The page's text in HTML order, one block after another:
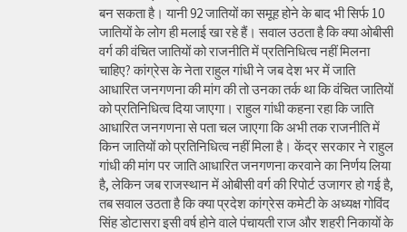
बन सकता है। यानी 92 जातियों का समूह होने के बाद भी सिर्फ 10
जातियों के लोग ही मलाई खा रहे हैं। सवाल उठता है कि क्या ओबीसी
वर्ग की वंचित जातियों को राजनीति में प्रतिनिधित्व नहीं मिलना
चाहिए? कांग्रेस के नेता राहुल गांधी ने जब देश भर में जाति
आधारित जनगणना की मांग की तो उनका तर्क था कि वंचित जातियों
को प्रतिनिधित्व दिया जाएगा। राहुल गांधी कहना रहा कि जाति
आधारित जनगणना से पता चल जाएगा कि अभी तक राजनीति में
किन जातियों को प्रतिनिधित्व नहीं मिला है। केंद्र सरकार ने राहुल
गांधी की मांग पर जाति आधारित जनगणना करवाने का निर्णय लिया
है, लेकिन जब राजस्थान में ओबीसी वर्ग की रिपोर्ट उजागर हो गई है,
तब सवाल उठता है कि क्या प्रदेश कांग्रेस कमेटी के अध्यक्ष गोविंद
सिंह डोटासरा इसी वर्ष होने वाले पंचायती राज और शहरी निकायों के